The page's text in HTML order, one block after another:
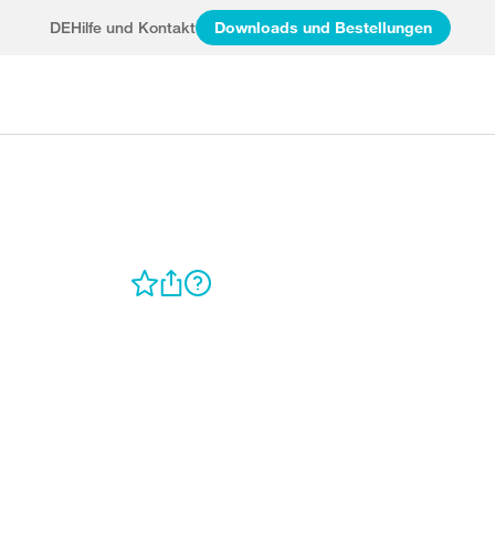
DEHilfe und Kontakt Downloads und Bestellungen